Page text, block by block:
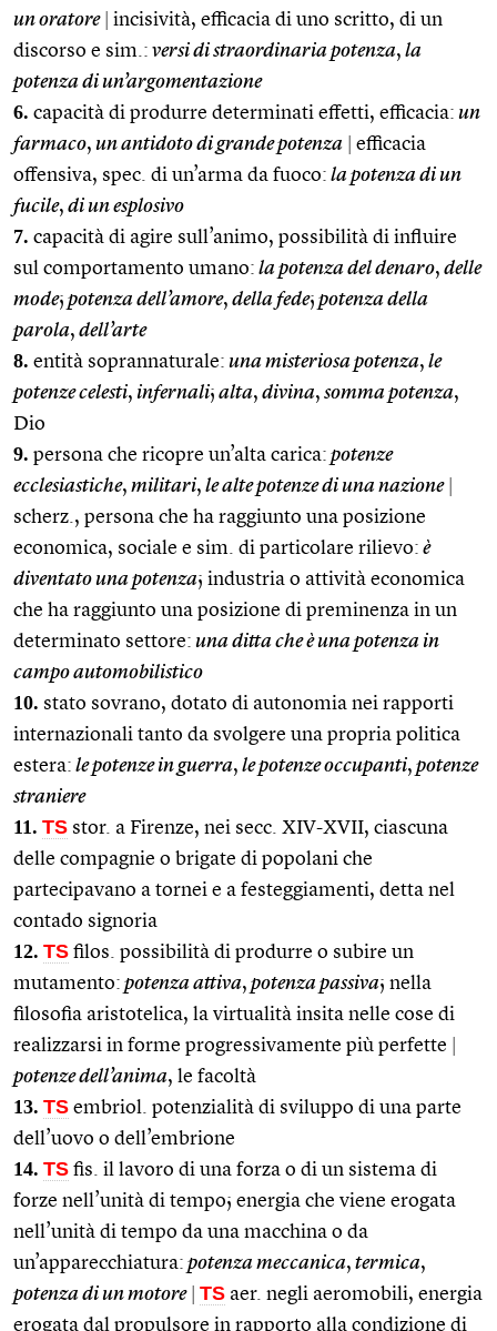
un oratore
incisività, efficacia di uno scritto, di un
discorso e sim.: versi di straordinaria potenza, la
potenza di un’argomentazione
6. capacità di produrre determinati effetti, efficacia: un
farmaco, un antidoto di grande potenza
efficacia
offensiva, spec. di un’arma da fuoco: la potenza di un
fucile, di un esplosivo
7. capacità di agire sull’animo, possibilità di influire
sul comportamento umano: la potenza del denaro, delle
mode; potenza dell’amore, della fede; potenza della
parola, dell’arte
8. entità soprannaturale: una misteriosa potenza, le
potenze celesti, infernali; alta, divina, somma potenza,
Dio
9. persona che ricopre un’alta carica: potenze
ecclesiastiche, militari, le alte potenze di una nazione
scherz., persona che ha raggiunto una posizione
economica, sociale e sim. di particolare rilievo: è
diventato una potenza; industria o attività economica
che ha raggiunto una posizione di preminenza in un
determinato settore: una ditta che è una potenza in
campo automobilistico
10. stato sovrano, dotato di autonomia nei rapporti
internazionali tanto da svolgere una propria politica
estera: le potenze in guerra, le potenze occupanti, potenze
straniere
11. TS stor. a Firenze, nei secc. XIV-XVII, ciascuna
delle compagnie o brigate di popolani che
partecipavano a tornei e a festeggiamenti, detta nel
contado signoria
12. TS filos. possibilità di produrre o subire un
mutamento: potenza attiva, potenza passiva; nella
filosofia aristotelica, la virtualità insita nelle cose di
realizzarsi in forme progressivamente più perfette
potenze dell’anima, le facoltà
13. TS embriol. potenzialità di sviluppo di una parte
dell’uovo o dell’embrione
14. TS fis. il lavoro di una forza o di un sistema di
forze nell’unità di tempo; energia che viene erogata
nell’unità di tempo da una macchina o da
un’apparecchiatura: potenza meccanica, termica,
potenza di un motore
TS aer. negli aeromobili, energia
erogata dal propulsore in rapporto alla condizione di